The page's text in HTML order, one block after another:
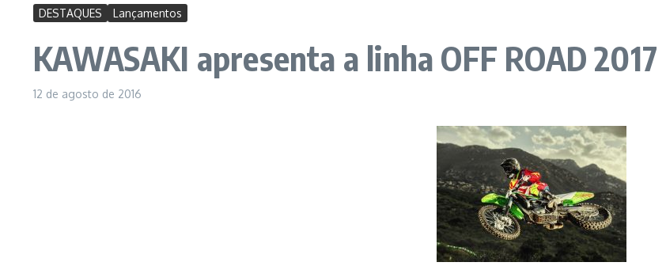
DESTAQUES Lançamentos
KAWASAKI apresenta a linha OFF ROAD 2017
12 de agosto de 2016